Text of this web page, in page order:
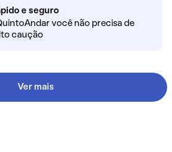
e seguro
você não precisa de
caução
Ver mais